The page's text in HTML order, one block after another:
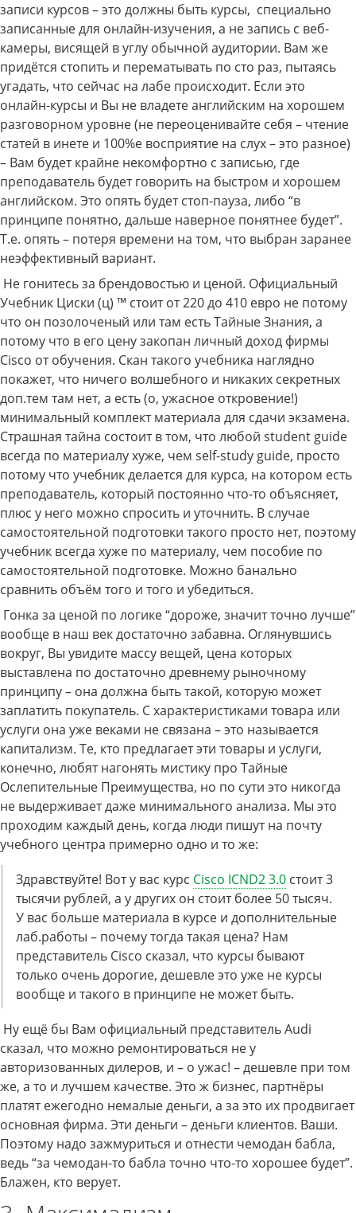
записи курсов – это должны быть курсы, специально
записанные для онлайн-изучения, а не запись с веб-
камеры, висящей в углу обычной аудитории. Вам же
придётся стопить и перематывать по сто раз, пытаясь
угадать, что сейчас на лабе происходит. Если это
онлайн-курсы и Вы не владете английским на хорошем
разговорном уровне (не переоценивайте себя – чтение
статей в инете и 100%е восприятие на слух – это разное)
– Вам будет крайне некомфортно с записью, где
преподаватель будет говорить на быстром и хорошем
английском. Это опять будет стоп-пауза, либо “в
принципе понятно, дальше наверное понятнее будет”.
Т.е. опять – потеря времени на том, что выбран заранее
неэффективный вариант.
Не гонитесь за брендовостью и ценой. Официальный
Учебник Циски (ц) ™ стоит от 220 до 410 евро не потому
что он позолоченый или там есть Тайные Знания, а
потому что в его цену закопан личный доход фирмы
Cisco от обучения. Скан такого учебника наглядно
покажет, что ничего волшебного и никаких секретных
доп.тем там нет, а есть (о, ужасное откровение!)
минимальный комплект материала для сдачи экзамена.
Страшная тайна состоит в том, что любой student guide
всегда по материалу хуже, чем self-study guide, просто
потому что учебник делается для курса, на котором есть
преподаватель, который постоянно что-то объясняет,
плюс у него можно спросить и уточнить. В случае
самостоятельной подготовки такого просто нет, поэтому
учебник всегда хуже по материалу, чем пособие по
самостоятельной подготовке. Можно банально
сравнить объём того и того и убедиться.
Гонка за ценой по логике “дороже, значит точно лучше”
вообще в наш век достаточно забавна. Оглянувшись
вокруг, Вы увидите массу вещей, цена которых
выставлена по достаточно древнему рыночному
принципу – она должна быть такой, которую может
заплатить покупатель. С характеристиками товара или
услуги она уже веками не связана – это называется
капитализм. Те, кто предлагает эти товары и услуги,
конечно, любят нагонять мистику про Тайные
Ослепительные Преимущества, но по сути это никогда
не выдерживает даже минимального анализа. Мы это
проходим каждый день, когда люди пишут на почту
учебного центра примерно одно и то же:
Здравствуйте! Вот у вас курс Cisco ICND2 3.0 стоит 3
тысячи рублей, а у других он стоит более 50 тысяч.
У вас больше материала в курсе и дополнительные
лаб.работы – почему тогда такая цена? Нам
представитель Cisco сказал, что курсы бывают
только очень дорогие, дешевле это уже не курсы
вообще и такого в принципе не может быть.
Ну ещё бы Вам официальный представитель Audi
сказал, что можно ремонтироваться не у
авторизованных дилеров, и – о ужас! – дешевле при том
же, а то и лучшем качестве. Это ж бизнес, партнёры
платят ежегодно немалые деньги, а за это их продвигает
основная фирма. Эти деньги – деньги клиентов. Ваши.
Поэтому надо зажмуриться и отнести чемодан бабла,
ведь “за чемодан-то бабла точно что-то хорошее будет”.
Блажен, кто верует.